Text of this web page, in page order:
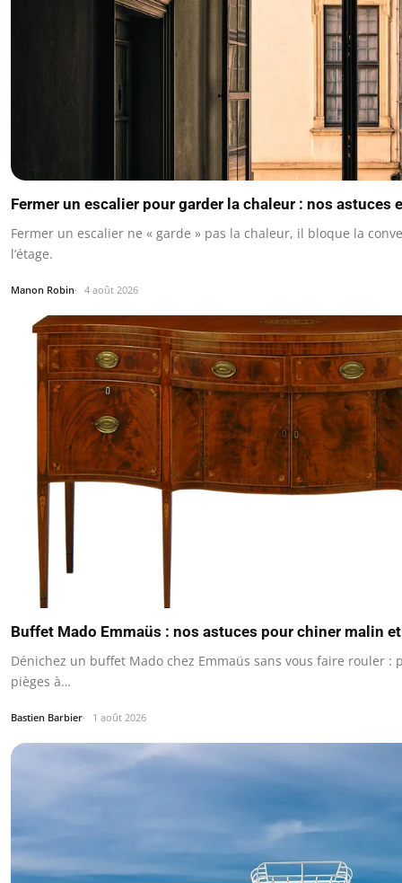
Fermer un escalier pour garder la chaleur : nos astuces
Fermer un escalier ne « garde » pas la chaleur, il bloque la
l’étage.
Manon Robin 4 août 2026
Buffet Mado Emmaüs : nos astuces pour chiner malin
Dénichez un buffet Mado chez Emmaüs sans vous faire rouler :
pièges à…
Bastien Barbier 1 août 2026